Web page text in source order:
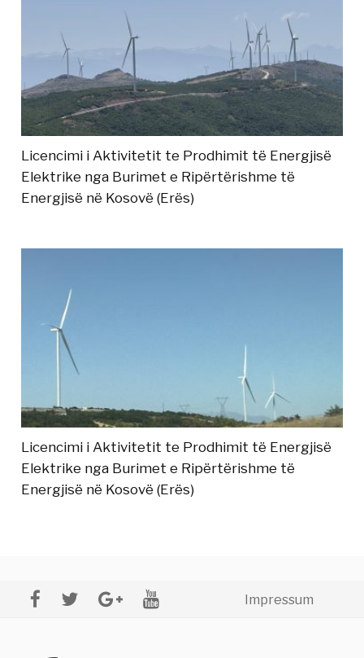
Licencimi i Aktivitetit te Prodhimit të Energjisë
Elektrike nga Burimet e Ripërtërishme të
Energjisë në Kosovë (Erës)
Licencimi i Aktivitetit te Prodhimit të Energjisë
Elektrike nga Burimet e Ripërtërishme të
Energjisë në Kosovë (Erës)
Impressum